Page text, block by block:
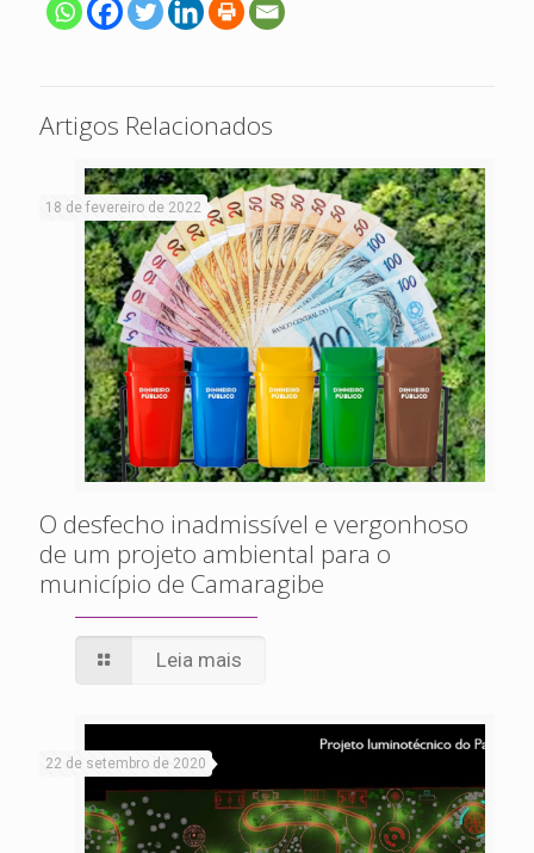
Artigos Relacionados
18 de fevereiro de 2022
O desfecho inadmissível e vergonhoso
de um projeto ambiental para o
município de Camaragibe
Leia mais
22 de setembro de 2020